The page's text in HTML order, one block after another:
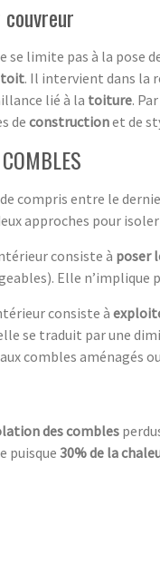
se limite pas à la pose
toit. Il intervient dans la
lié à la toiture.
de constructionet de
compris entre le
approches pour
consiste à poser
Elle n’implique
consiste à
se traduit par une
combles aménagés
des combles
puisque 30% de la